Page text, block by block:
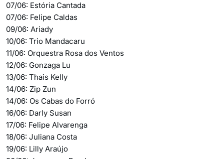
07/06: Estória Cantada
07/06: Felipe Caldas
09/06: Ariady
10/06: Trio Mandacaru
11/06: Orquestra Rosa dos Ventos
12/06: Gonzaga Lu
13/06: Thais Kelly
14/06: Zip Zun
14/06: Os Cabas do Forró
16/06: Darly Susan
17/06: Felipe Alvarenga
18/06: Juliana Costa
19/06: Lilly Araújo